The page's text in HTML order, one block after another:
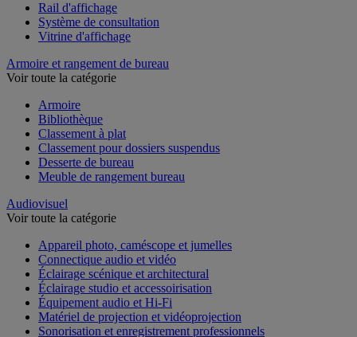
Rail d'affichage
Système de consultation
Vitrine d'affichage
Armoire et rangement de bureau
Voir toute la catégorie
Armoire
Bibliothèque
Classement à plat
Classement pour dossiers suspendus
Desserte de bureau
Meuble de rangement bureau
Audiovisuel
Voir toute la catégorie
Appareil photo, caméscope et jumelles
Connectique audio et vidéo
Éclairage scénique et architectural
Éclairage studio et accessoirisation
Équipement audio et Hi-Fi
Matériel de projection et vidéoprojection
Sonorisation et enregistrement professionnels